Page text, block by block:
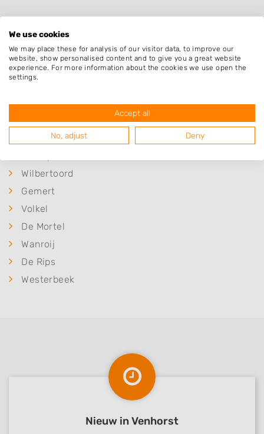
Plaatsen in de buurt
Elsendorp
Landhorst
Boekel
Wilbertoord
Gemert
Volkel
De Mortel
Wanroij
De Rips
Westerbeek
Nieuw in Venhorst
We use cookies
We may place these for analysis of our visitor data, to improve our
website, show personalised content and to give you a great website
experience. For more information about the cookies we use open the
settings.
Accept all
No, adjust Deny